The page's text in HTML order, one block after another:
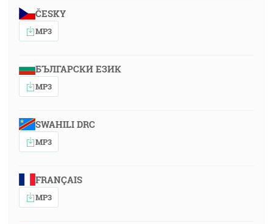
ČESKY
MP3
БЪЛГАРСКИ ЕЗИК
MP3
SWAHILI DRC
MP3
FRANÇAIS
MP3